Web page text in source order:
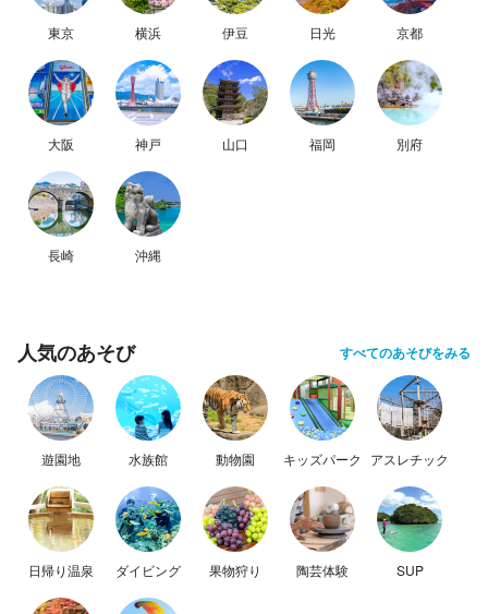
東京 横浜 伊豆 日光 京都
大阪 神戸 山口 福岡 別府
長崎 沖縄
人気のあそび すべてのあそびをみる
遊園地 水族館 動物園 キッズパーク アスレチック
日帰り温泉 ダイビング 果物狩り 陶芸体験 SUP